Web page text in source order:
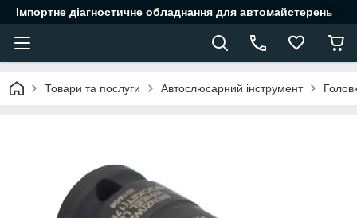
Імпортне діагностичне обладнання для автомайстерень
Товари та послуги Автослюсарний інструмент